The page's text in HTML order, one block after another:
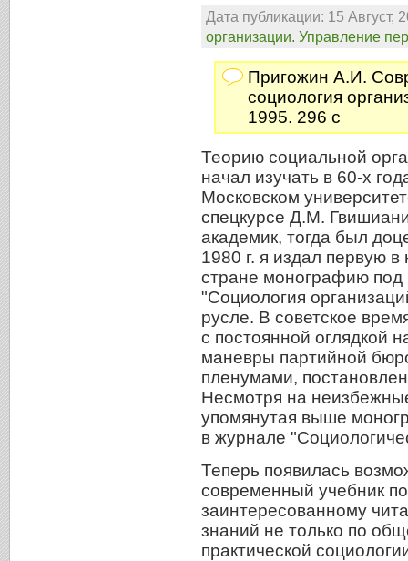
Дата публикации: 15 Август,
организации. Управление
Пригожин А.И.
социология
1995. 296 c
Теорию социальной
начал изучать в 60-х
Московском
спецкурсе Д.М.
академик, тогда был
1980 г. я издал первую
стране монографию под
"Социология
русле. В советское
с постоянной оглядкой
маневры партийной
пленумами,
Несмотря на
упомянутая выше
в журнале
Теперь появилась
современный учебник
заинтересованному
знаний не только по
практической